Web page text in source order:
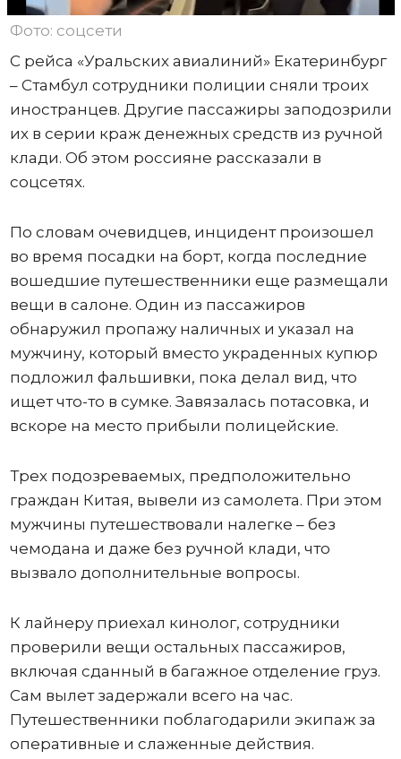
Фото: соцсети
С рейса «Уральских авиалиний» Екатеринбург
– Стамбул сотрудники полиции сняли троих
иностранцев. Другие пассажиры заподозрили
их в серии краж денежных средств из ручной
клади. Об этом россияне рассказали в
соцсетях.
По словам очевидцев, инцидент произошел
во время посадки на борт, когда последние
вошедшие путешественники еще размещали
вещи в салоне. Один из пассажиров
обнаружил пропажу наличных и указал на
мужчину, который вместо украденных купюр
подложил фальшивки, пока делал вид, что
ищет что-то в сумке. Завязалась потасовка, и
вскоре на место прибыли полицейские.
Трех подозреваемых, предположительно
граждан Китая, вывели из самолета. При этом
мужчины путешествовали налегке – без
чемодана и даже без ручной клади, что
вызвало дополнительные вопросы.
К лайнеру приехал кинолог, сотрудники
проверили вещи остальных пассажиров,
включая сданный в багажное отделение груз.
Сам вылет задержали всего на час.
Путешественники поблагодарили экипаж за
оперативные и слаженные действия.